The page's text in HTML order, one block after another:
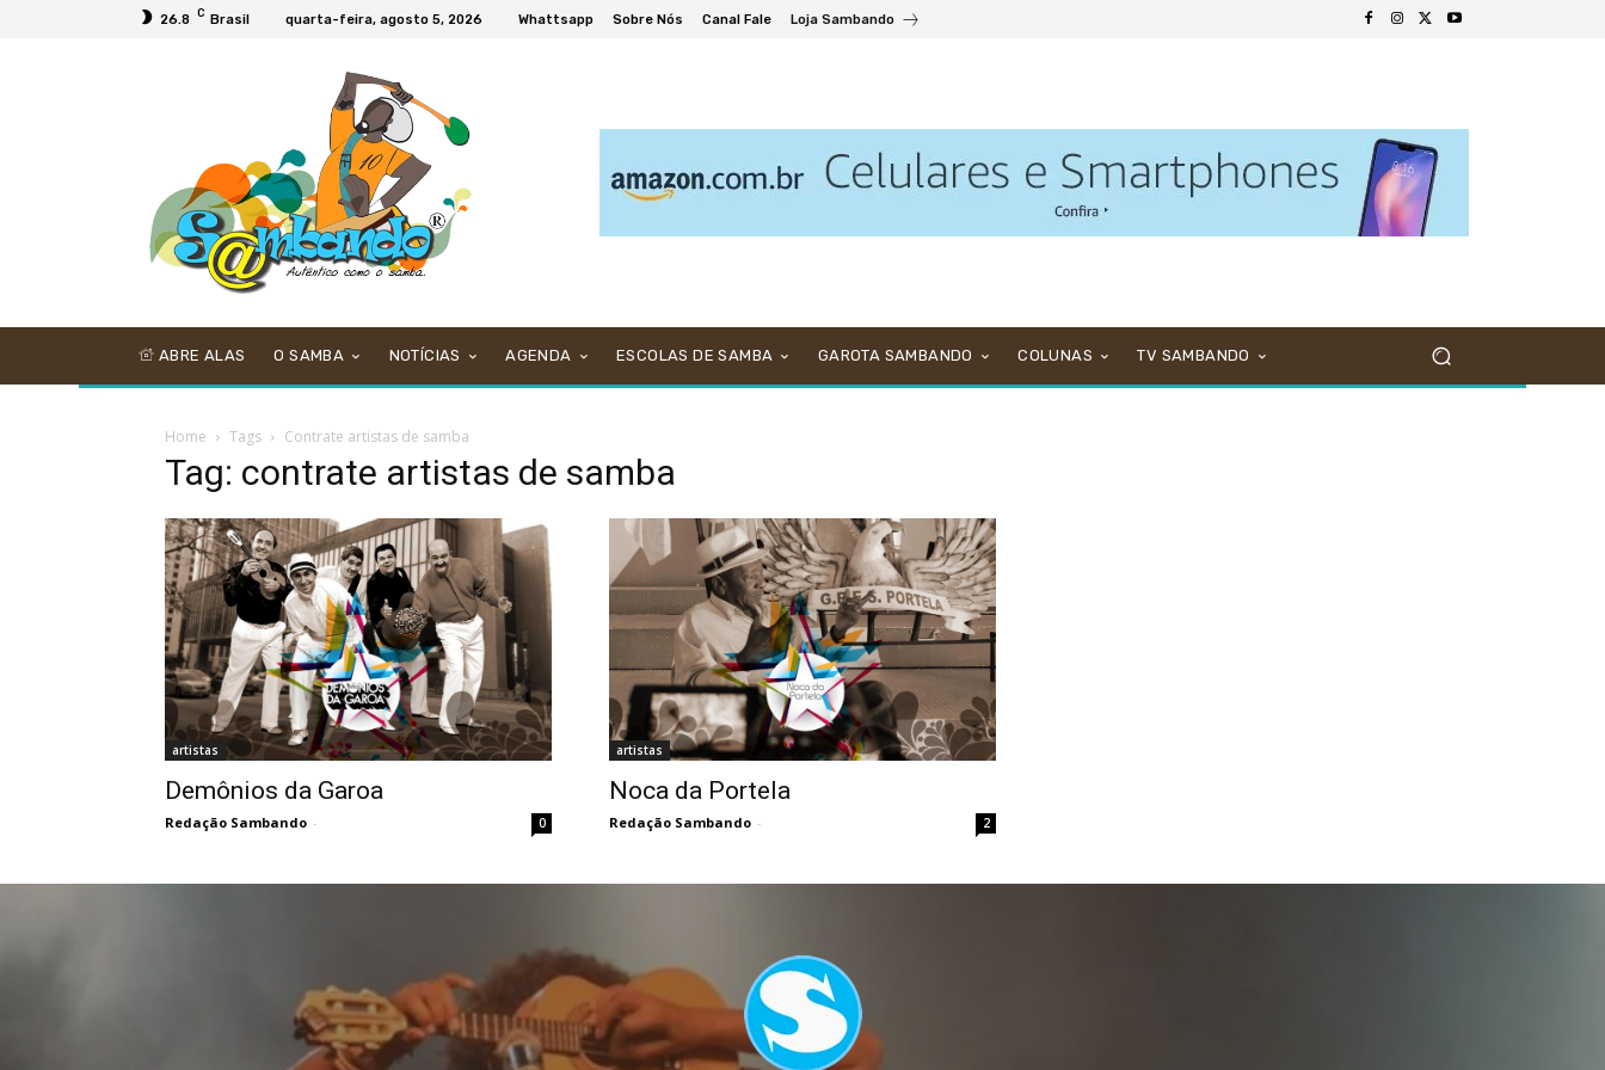
26.8 C Brasil quarta-feira, agosto 5, 2026 Whattsapp Sobre Nós Canal Fale Loja Sambando
ABRE ALAS O SAMBA NOTÍCIAS AGENDA ESCOLAS DE SAMBA GAROTA SAMBANDO COLUNAS TV SAMBANDO
Home Tags Contrate artistas de samba
Tag: contrate artistas de samba
artistas
Demônios da Garoa
Redação Sambando - 0
artistas
Noca da Portela
Redação Sambando - 2